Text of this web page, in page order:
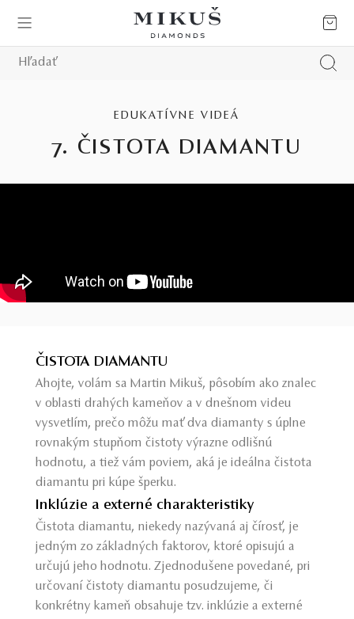
EDUKATÍVNE VIDEÁ
7. ČISTOTA DIAMANTU
ČISTOTA DIAMANTU
Ahojte, volám sa Martin Mikuš, pôsobím ako znalec
v oblasti drahých kameňov a v dnešnom videu
vysvetlím, prečo môžu mať dva diamanty s úplne
rovnakým stupňom čistoty výrazne odlišnú
hodnotu, a tiež vám poviem, aká je ideálna čistota
diamantu pri kúpe šperku.
Inklúzie a externé charakteristiky
Čistota diamantu, niekedy nazývaná aj čírosť, je
jedným zo základných faktorov, ktoré opisujú a
určujú jeho hodnotu. Zjednodušene povedané, pri
určovaní čistoty diamantu posudzujeme, či
konkrétny kameň obsahuje tzv. inklúzie a externé